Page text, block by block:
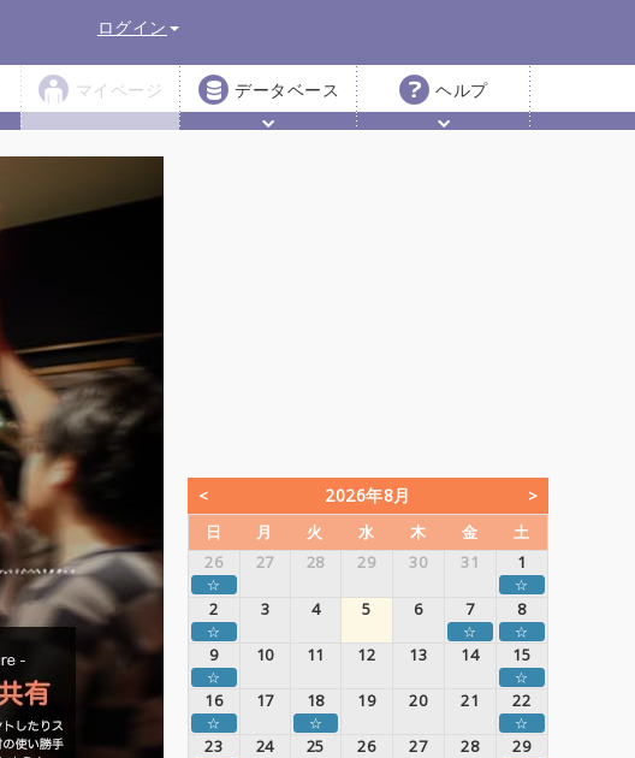
ログイン
マイページ データベース ヘルプ
2026年8月
日 月 火 水 木 金
土
26
27 28 29 30 31 1
☆ ☆
2 3 4 5 6 7 8
☆ ☆ ☆
9 10 11 12 13 14 15
☆ ☆
16 17 18 19 20 21 22
☆ ☆ ☆
23 24 25 26 27 28 29